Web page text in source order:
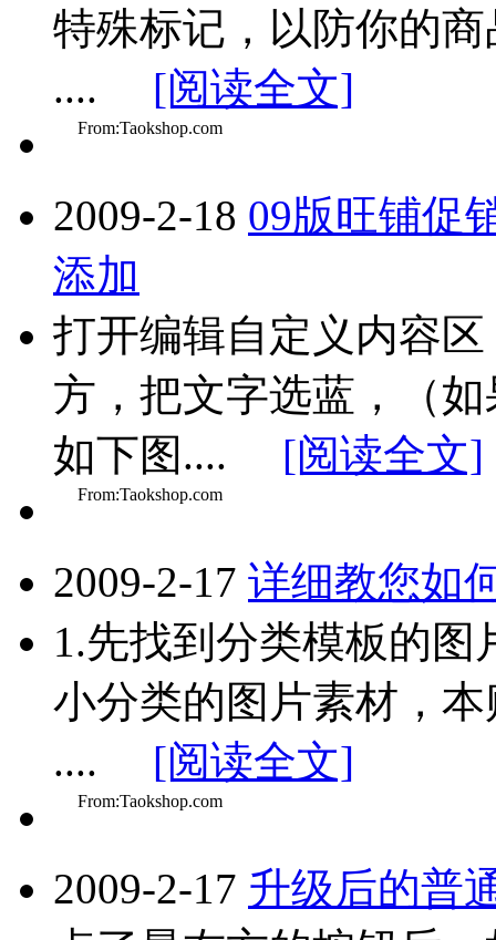
特殊标记，以防你的
.... [阅读全文]
From:Taokshop.com
2009-2-18 09版旺铺促
添加
打开编辑自定义内容
方，把文字选蓝，（
如下图.... [阅读全文]
From:Taokshop.com
2009-2-17 详细教您如
1.先找到分类模板的
小分类的图片素材，
.... [阅读全文]
From:Taokshop.com
2009-2-17 升级后的普